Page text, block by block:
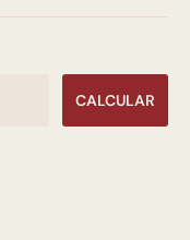
CALCULAR